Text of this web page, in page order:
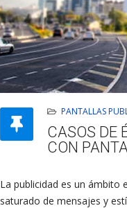
PANTALLAS
CASOS DE
CON
La publicidad es un ámbito
saturado de mensajes y